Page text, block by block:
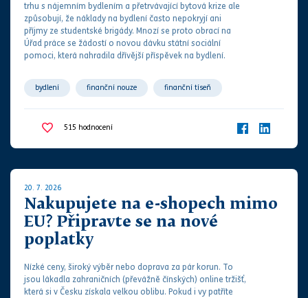
trhu s nájemním bydlením a přetrvávající bytová krize ale
způsobují, že náklady na bydlení často nepokryjí ani
příjmy ze studentské brigády. Mnozí se proto obrací na
Úřad práce se žádostí o novou dávku státní sociální
pomoci, která nahradila dřívější příspěvek na bydlení.
bydlení finanční nouze finanční tíseň
sociální dávka sociální zabezpečení společné bydlení
student
515 hodnocení
20. 7. 2026
Nakupujete na e-shopech mimo
EU? Připravte se na nové
poplatky
Nízké ceny, široký výběr nebo doprava za pár korun. To
jsou lákadla zahraničních (převážně čínských) online tržišť,
která si v Česku získala velkou oblibu. Pokud i vy patříte